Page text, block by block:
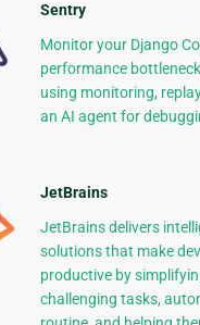
Sentry
Monitor your Django
performance
using monitoring,
an AI agent for
JetBrains
JetBrains delivers
solutions that make
productive by
challenging tasks,